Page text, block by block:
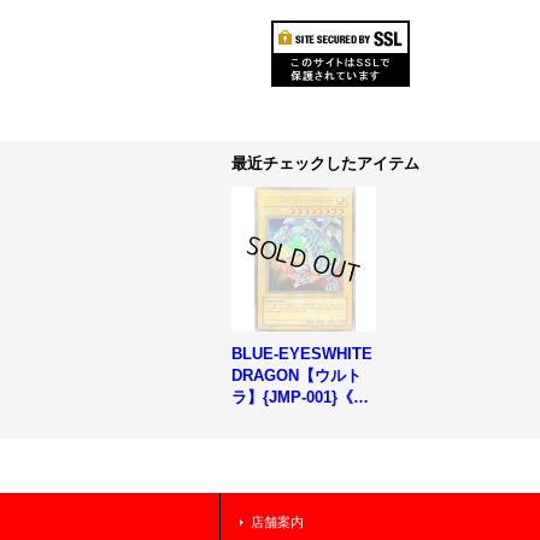
最近チェックしたアイテム
BLUE-EYESWHITE
DRAGON【ウルト
ラ】{JMP-001}《モ
店舗案内